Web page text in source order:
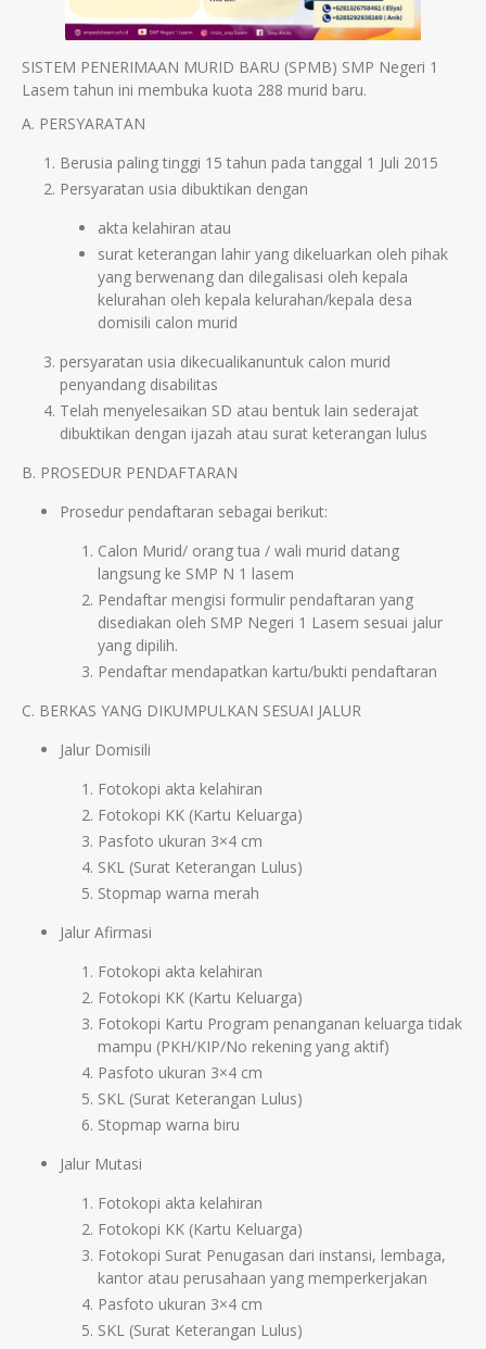
SISTEM PENERIMAAN MURID BARU (SPMB) SMP Negeri 1
Lasem tahun ini membuka kuota 288 murid baru.
A. PERSYARATAN
Berusia paling tinggi 15 tahun pada tanggal 1 Juli 2015
Persyaratan usia dibuktikan dengan
akta kelahiran atau
surat keterangan lahir yang dikeluarkan oleh pihak
yang berwenang dan dilegalisasi oleh kepala
kelurahan oleh kepala kelurahan/kepala desa
domisili calon murid
persyaratan usia dikecualikanuntuk calon murid
penyandang disabilitas
Telah menyelesaikan SD atau bentuk lain sederajat
dibuktikan dengan ijazah atau surat keterangan lulus
B. PROSEDUR PENDAFTARAN
Prosedur pendaftaran sebagai berikut:
Calon Murid/ orang tua / wali murid datang
langsung ke SMP N 1 lasem
Pendaftar mengisi formulir pendaftaran yang
disediakan oleh SMP Negeri 1 Lasem sesuai jalur
yang dipilih.
Pendaftar mendapatkan kartu/bukti pendaftaran
C. BERKAS YANG DIKUMPULKAN SESUAI JALUR
Jalur Domisili
Fotokopi akta kelahiran
Fotokopi KK (Kartu Keluarga)
Pasfoto ukuran 3×4 cm
SKL (Surat Keterangan Lulus)
Stopmap warna merah
Jalur Afirmasi
Fotokopi akta kelahiran
Fotokopi KK (Kartu Keluarga)
Fotokopi Kartu Program penanganan keluarga tidak
mampu (PKH/KIP/No rekening yang aktif)
Pasfoto ukuran 3×4 cm
SKL (Surat Keterangan Lulus)
Stopmap warna biru
Jalur Mutasi
Fotokopi akta kelahiran
Fotokopi KK (Kartu Keluarga)
Fotokopi Surat Penugasan dari instansi, lembaga,
kantor atau perusahaan yang memperkerjakan
Pasfoto ukuran 3×4 cm
SKL (Surat Keterangan Lulus)